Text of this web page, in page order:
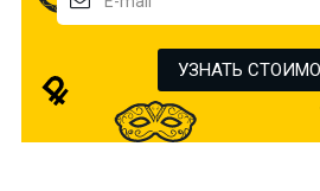
УЗНАТЬ